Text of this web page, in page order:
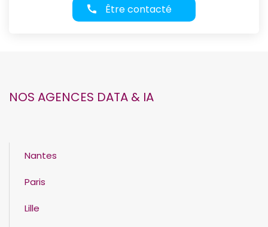
Être contacté
NOS AGENCES DATA & IA
Nantes
Paris
Lille